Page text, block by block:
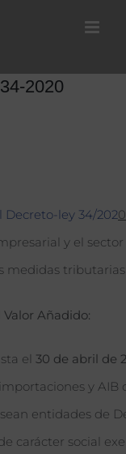
2020
Decreto-ley 34/2020
y el
medidas
Añadido:
el 30 de abril de
y
entidades de
carácter social